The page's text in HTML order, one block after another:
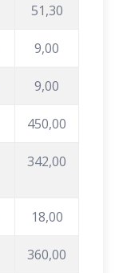
51,30
9,00
9,00
450,00
342,00
18,00
360,00